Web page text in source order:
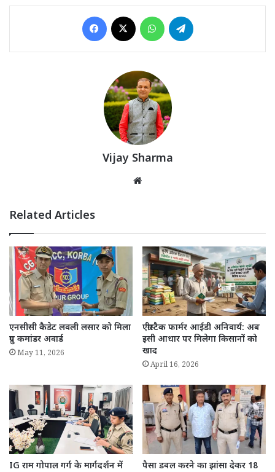
Facebook WhatsApp
Vijay Sharma
Related Articles
एनसीसी कैडेट लवली लसार को मिला
ग्रुप कमांडर अवार्ड
May 11, 2026
एग्रीस्टैक फार्मर आईडी अनिवार्य: अब
इसी आधार पर मिलेगा किसानों को
खाद
April 16, 2026
IG राम गोपाल गर्ग के मार्गदर्शन में पैसा डबल करने का झांसा देकर 18